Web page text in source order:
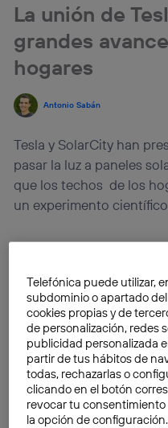
La unión de
grandes
hogares
Antonio Sabán
Tesla y SolarCity han
pasar la luz a paneles
que los techos de los
un experimento
Elon Musk no se
SolarCity dejaba muy
tomar el futuro de las
faltaba ver un producto
adquirir para comenzar
energética en sus día a
El producto presentado
Telefónica puede utilizar,
subdominio o apartado
cookies propias y de
de personalización, redes
publicidad personalizada
partir de tus hábitos de
todas, rechazarlas o
clicando en el botón
revocar tu
la opción de